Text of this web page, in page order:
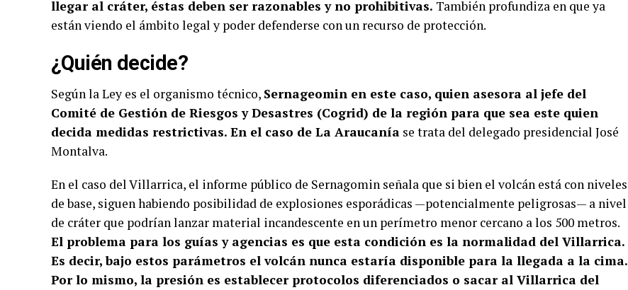
llegar al cráter, éstas deben ser razonables y no prohibitivas. También profundiza en que ya
están viendo el ámbito legal y poder defenderse con un recurso de protección.
¿Quién decide?
Según la Ley es el organismo técnico, Sernageomin en este caso, quien asesora al jefe del
Comité de Gestión de Riesgos y Desastres (Cogrid) de la región para que sea este quien
decida medidas restrictivas. En el caso de La Araucanía se trata del delegado presidencial José
Montalva.
En el caso del Villarrica, el informe público de Sernagomin señala que si bien el volcán está con niveles
de base, siguen habiendo posibilidad de explosiones esporádicas —potencialmente peligrosas— a nivel
de cráter que podrían lanzar material incandescente en un perímetro menor cercano a los 500 metros.
El problema para los guías y agencias es que esta condición es la normalidad del Villarrica.
Es decir, bajo estos parámetros el volcán nunca estaría disponible para la llegada a la cima.
Por lo mismo, la presión es establecer protocolos diferenciados o sacar al Villarrica del